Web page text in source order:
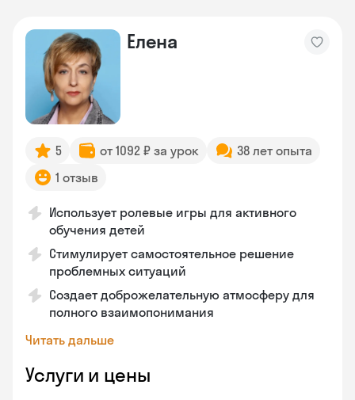
Елена
5 от 1092 ₽ за урок
38 лет опыта
1 отзыв
Использует ролевые игры для активного
обучения детей
Стимулирует самостоятельное решение
проблемных ситуаций
Создает доброжелательную атмосферу для
полного взаимопонимания
Читать дальше
Услуги и цены